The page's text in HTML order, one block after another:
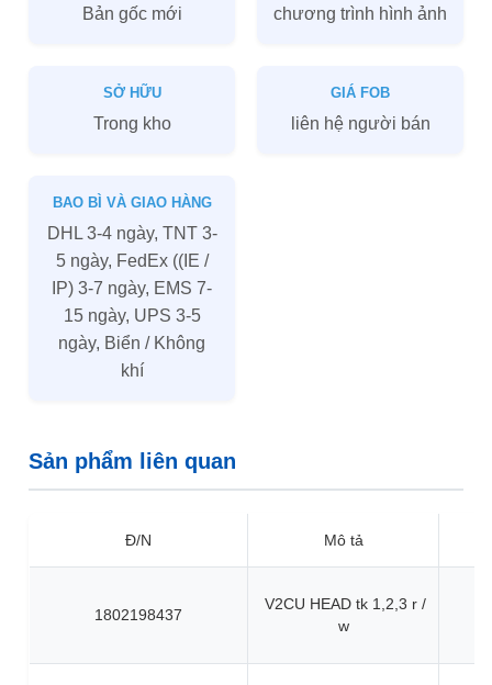
Bản gốc mới chương trình hình ảnh
SỞ HỮU
Trong kho
GIÁ FOB
liên hệ người bán
BAO BÌ VÀ GIAO HÀNG
DHL 3-4 ngày, TNT 3-
5 ngày, FedEx ((IE /
IP) 3-7 ngày, EMS 7-
15 ngày, UPS 3-5
ngày, Biển / Không
khí
Sản phẩm liên quan
Đ/N Mô tả
1802198437
V2CU HEAD tk 1,2,3 r /
w